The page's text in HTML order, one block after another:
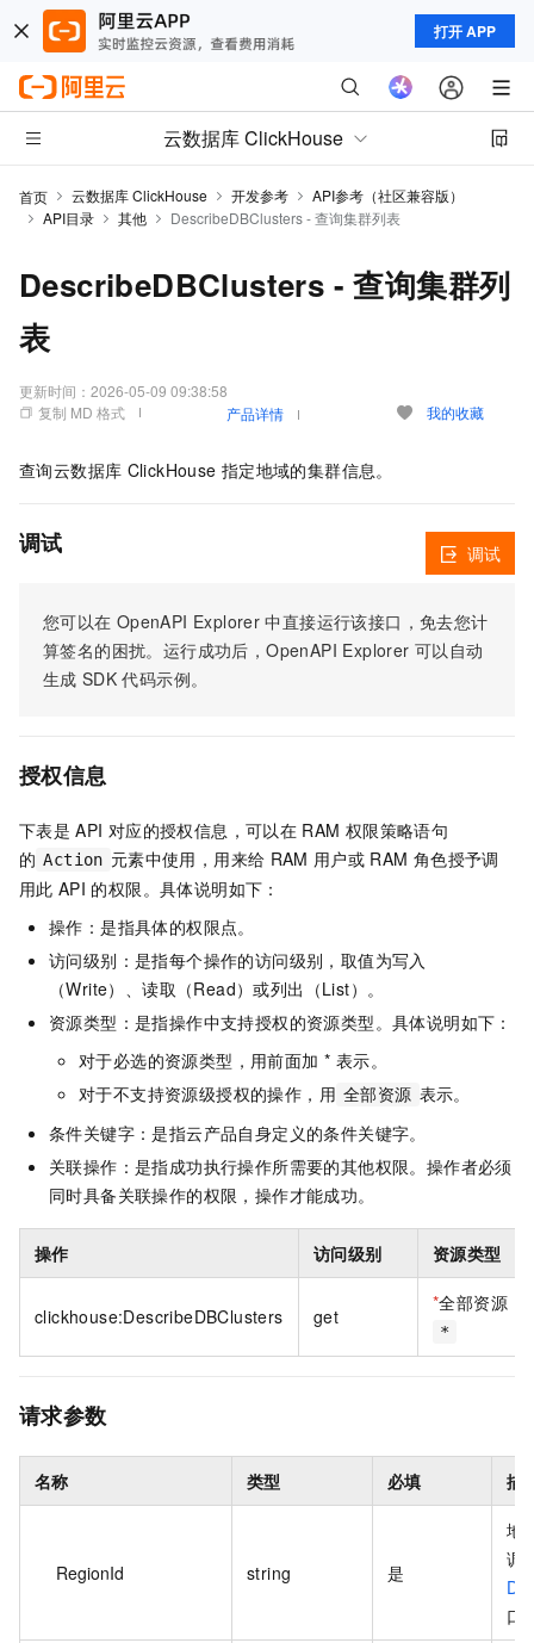
打开 APP
云数据库 ClickHouse
首页 云数据库 ClickHouse 开发参考
API参考（社区兼容版）
API目录
其他 DescribeDBClusters - 查询集群列表
DescribeDBClusters - 查询集群列
表
更新时间： 2026-05-09 09:38:58
复制 MD 格式
产品详情 我的收藏
查询云数据库 ClickHouse 指定地域的集群信息。
调试
您可以在 OpenAPI Explorer 中直接运行该接口，免去您计
算签名的困扰。运行成功后，OpenAPI Explorer 可以自动
生成 SDK 代码示例。
调试
授权信息
下表是 API 对应的授权信息，可以在 RAM 权限策略语句
的 Action 元素中使用，用来给 RAM 用户或 RAM 角色授予调
用此 API 的权限。具体说明如下：
操作：是指具体的权限点。
访问级别：是指每个操作的访问级别，取值为写入
（Write）、读取（Read）或列出（List）。
资源类型：是指操作中支持授权的资源类型。具体说明如下：
对于必选的资源类型，用前面加 * 表示。
对于不支持资源级授权的操作，用 全部资源 表示。
条件关键字：是指云产品自身定义的条件关键字。
关联操作：是指成功执行操作所需要的其他权限。操作者必须
同时具备关联操作的权限，操作才能成功。
操作 访问级别 资源类型
clickhouse:DescribeDBClusters get
*全部资源
*
请求参数
名称 类型 必填 描
RegionId string 是
地
调
口